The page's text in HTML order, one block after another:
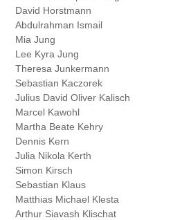
David Horstmann
Abdulrahman Ismail
Mia Jung
Lee Kyra Jung
Theresa Junkermann
Sebastian Kaczorek
Julius David Oliver Kalisch
Marcel Kawohl
Martha Beate Kehry
Dennis Kern
Julia Nikola Kerth
Simon Kirsch
Sebastian Klaus
Matthias Michael Klesta
Arthur Siavash Klischat